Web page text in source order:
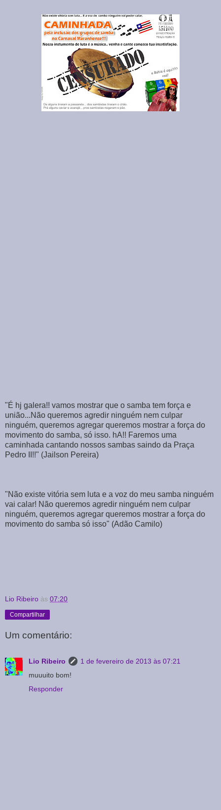
"É hj galera!! vamos mostrar que o samba tem força e
união...Não queremos agredir ninguém nem culpar
ninguém, queremos agregar queremos mostrar a força do
movimento do samba, só isso. hA!! Faremos uma
caminhada cantando nossos sambas saindo da Praça
Pedro II!!" (Jailson Pereira)
"Não existe vitória sem luta e a voz do meu samba ninguém
vai calar! Não queremos agredir ninguém nem culpar
ninguém, queremos agregar queremos mostrar a força do
movimento do samba só isso" (Adão Camilo)
Lio Ribeiro às 07:20
Compartilhar
Um comentário:
Lio Ribeiro
1 de fevereiro de 2013 às 07:21
muuuito bom!
Responder